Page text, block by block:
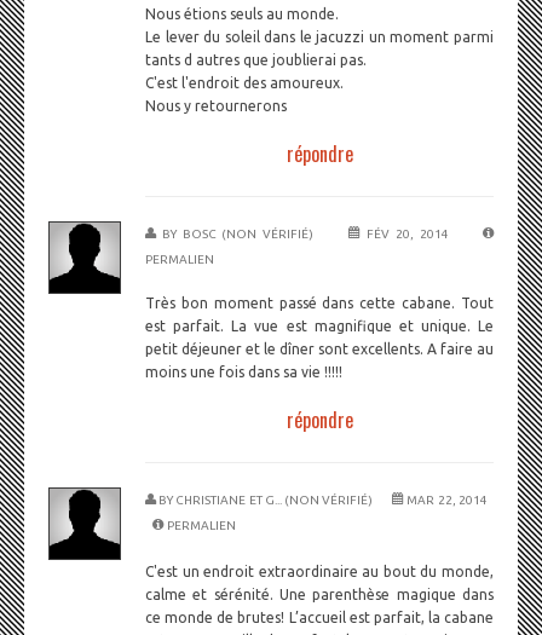
Nous étions seuls au monde.
Le lever du soleil dans le jacuzzi un moment parmi
tants d autres que joublierai pas.
C'est l'endroit des amoureux.
Nous y retournerons
répondre
BY BOSC (NON VÉRIFIÉ)
FÉV 20, 2014
PERMALIEN
Très bon moment passé dans cette cabane. Tout
est parfait. La vue est magnifique et unique. Le
petit déjeuner et le dîner sont excellents. A faire au
moins une fois dans sa vie !!!!!
répondre
BY CHRISTIANE ET G... (NON VÉRIFIÉ)
MAR 22, 2014
PERMALIEN
C'est un endroit extraordinaire au bout du monde,
calme et sérénité. Une parenthèse magique dans
ce monde de brutes! L’accueil est parfait, la cabane